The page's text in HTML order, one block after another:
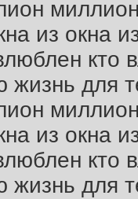
из окна
кто
жизнь для
из окна
кто
жизнь для